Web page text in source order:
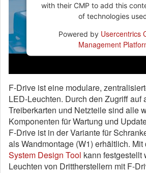
with their CMP to add this
of technologies
Powered by Usercentrics
Management
F-Drive ist eine modulare,
LED-Leuchten. Durch den Zugriff auf
Treiberkarten und Netzteile sind alle
Komponenten für Wartung und
F-Drive ist in der Variante für
als Wandmontage (W1) erhältlich. Mit
System Design Tool kann festgestellt
Leuchten von Drittherstellern mit F-